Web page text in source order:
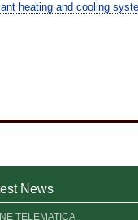
heating and cooling
News
TELEMATICA